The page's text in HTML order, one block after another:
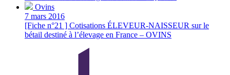
Ovins
7 mars 2016
[Fiche n°21 ] Cotisations ÉLEVEUR-NAISSEUR sur le
bétail destiné à l’élevage en France – OVINS